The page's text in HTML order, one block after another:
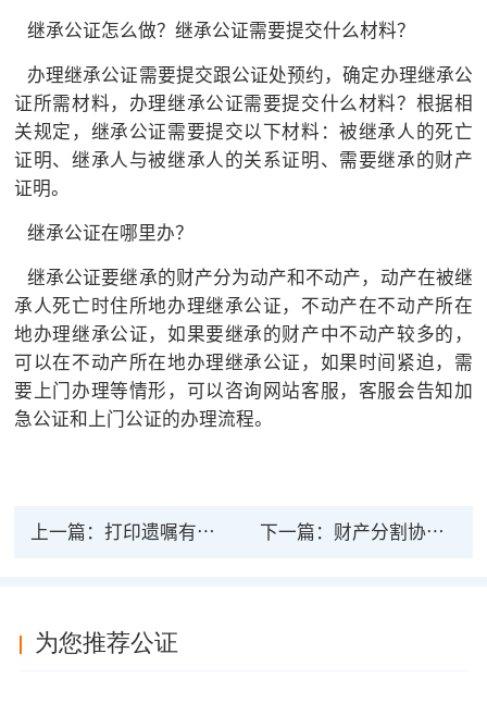
继承公证怎么做？继承公证需要提交什么材料？
办理继承公证需要提交跟公证处预约，确定办理继承公
证所需材料，办理继承公证需要提交什么材料？根据相
关规定，继承公证需要提交以下材料：被继承人的死亡
证明、继承人与被继承人的关系证明、需要继承的财产
证明。
继承公证在哪里办？
继承公证要继承的财产分为动产和不动产，动产在被继
承人死亡时住所地办理继承公证，不动产在不动产所在
地办理继承公证，如果要继承的财产中不动产较多的，
可以在不动产所在地办理继承公证，如果时间紧迫，需
要上门办理等情形，可以咨询网站客服，客服会告知加
急公证和上门公证的办理流程。
上一篇：打印遗嘱有效力吗？打印遗嘱能公证吗？ 下一篇： 财产分割协议需要公证吗?
为您推荐公证